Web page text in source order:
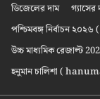
ডিজেলের দাম
গ্যাসের
পশ্চিমবঙ্গ নির্বাচন
উচ্চ মাধ্যমিক রেজাল্ট
হনুমান চালিশা (